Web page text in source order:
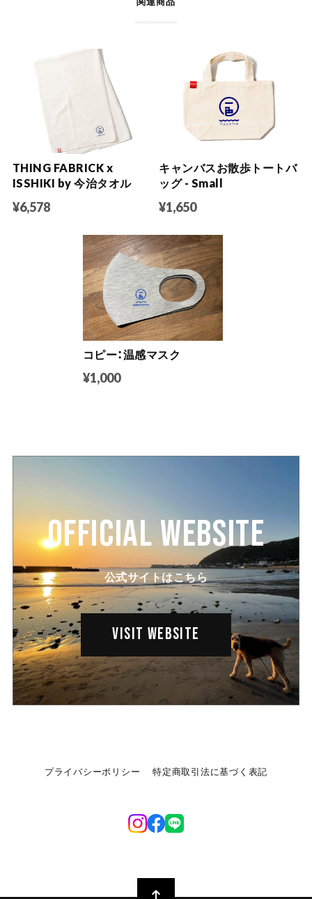
関連商品
THING FABRICK x
ISSHIKI by 今治タオル
¥6,578
キャンバスお散歩トートバ
ッグ - Small
¥1,650
コピー：温感マスク
¥1,000
OFFICIAL WEBSITE
公式サイトはこちら
VISIT WEBSITE
プライバシーポリシー 特定商取引法に基づく表記